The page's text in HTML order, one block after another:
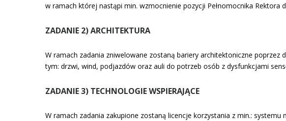
w ramach której nastąpi min. wzmocnienie pozycji Pełnomocnika Rektora
ZADANIE 2) ARCHITEKTURA
W ramach zadania zniwelowane zostaną bariery architektoniczne poprzez
tym: drzwi, wind, podjazdów oraz auli do potrzeb osób z dysfunkcjami
ZADANIE 3) TECHNOLOGIE WSPIERAJĄCE
W ramach zadania zakupione zostaną licencje korzystania z min.: systemu